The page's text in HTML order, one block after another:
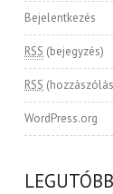
Bejelentkezés
RSS (bejegyzés)
RSS
WordPress.org